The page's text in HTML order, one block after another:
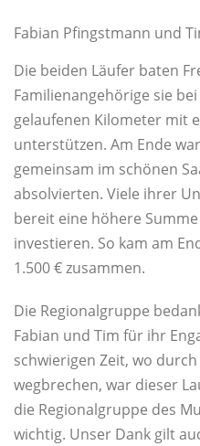
Fabian Pfingstmann und
Die beiden Läufer baten
Familienangehörige sie
gelaufenen Kilometer mit
unterstützen. Am Ende
gemeinsam im schönen
absolvierten. Viele ihrer
bereit eine höhere
investieren. So kam am
1.500 € zusammen.
Die Regionalgruppe
Fabian und Tim für ihr
schwierigen Zeit, wo
wegbrechen, war dieser
die Regionalgruppe des
wichtig. Unser Dank gilt